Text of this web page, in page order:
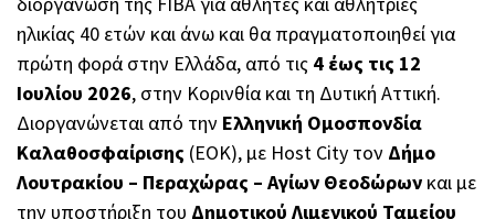
ηλικίας 40 ετών και άνω και θα πραγματοποιηθεί για
πρώτη φορά στην Ελλάδα, από τις 4 έως τις 12
Ιουλίου 2026, στην Κορινθία και τη Δυτική Αττική.
Διοργανώνεται από την Ελληνική Ομοσπονδία
Καλαθοσφαίρισης (ΕΟΚ), με Host City τον Δήμο
Λουτρακίου – Περαχώρας – Αγίων Θεοδώρων και με
την υποστήριξη του Δημοτικού Λιμενικού Ταμείου